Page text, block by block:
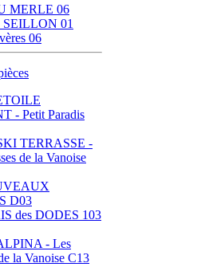
MERLE 06
SEILLON 01
06
- Petit Paradis
TERRASSE -
de la Vanoise
D03
des DODES 103
- Les
la Vanoise C13